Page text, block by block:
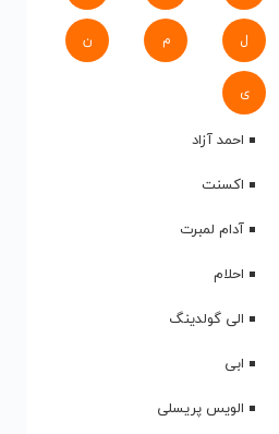
ل م ن
ی
احمد آزاد
اکسنت
آدام لمبرت
احلام
الی گولدینگ
ابی
الویس پریسلی